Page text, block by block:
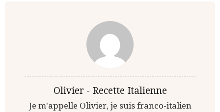
Olivier - Recette Italienne
Je m'appelle Olivier, je suis franco-italien